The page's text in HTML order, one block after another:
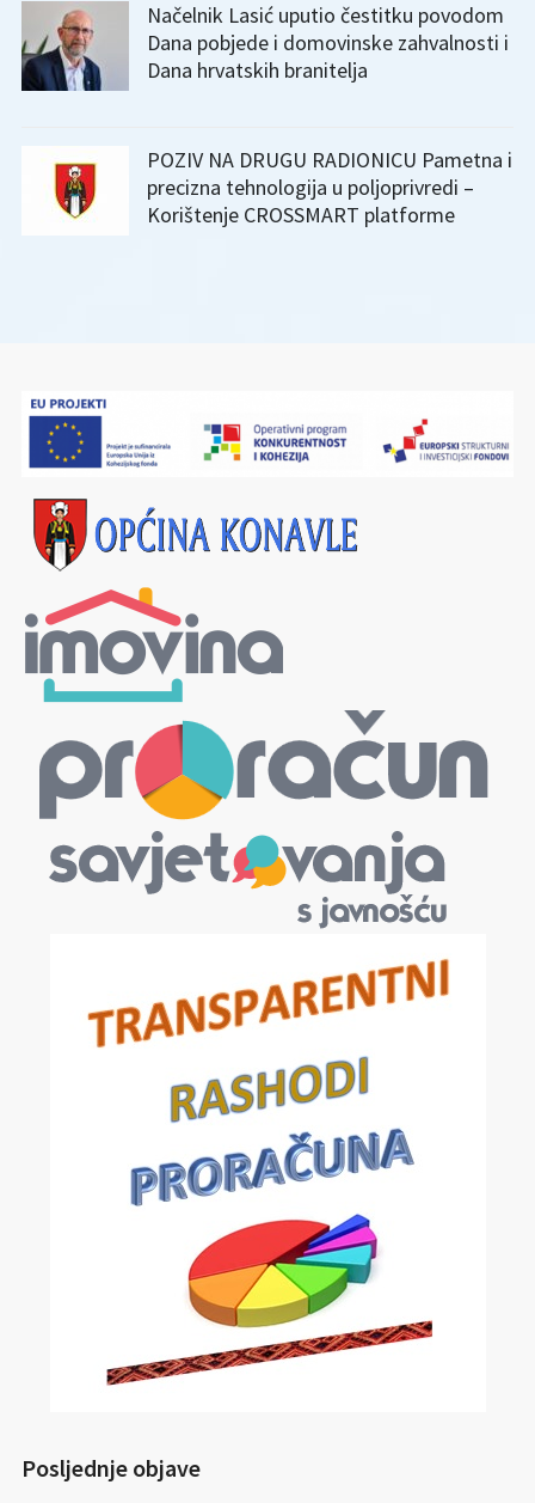
Načelnik Lasić uputio čestitku povodom
Dana pobjede i domovinske zahvalnosti i
Dana hrvatskih branitelja
POZIV NA DRUGU RADIONICU Pametna i
precizna tehnologija u poljoprivredi –
Korištenje CROSSMART platforme
Posljednje objave